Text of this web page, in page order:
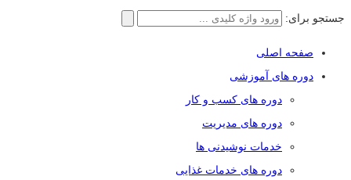
جستجو برای:
صفحه اصلی
دوره های آموزشی
دوره های کسب و کار
دوره های مدیریت
خدمات نوشیدنی ها
دوره های خدمات غذایی